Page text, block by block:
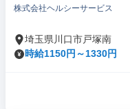
株式会社ヘルシーサービス
埼玉県川口市戸塚南
時給1150円～1330円